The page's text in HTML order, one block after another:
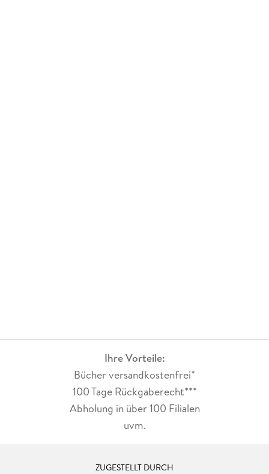
Ihre Vorteile:
Bücher versandkostenfrei*
100 Tage Rückgaberecht***
Abholung in über 100 Filialen
uvm.
ZUGESTELLT DURCH